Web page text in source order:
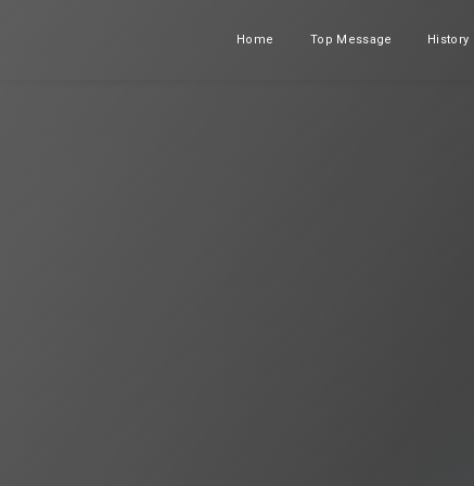
Home
ホーム Top Message
メッセージ History
沿革